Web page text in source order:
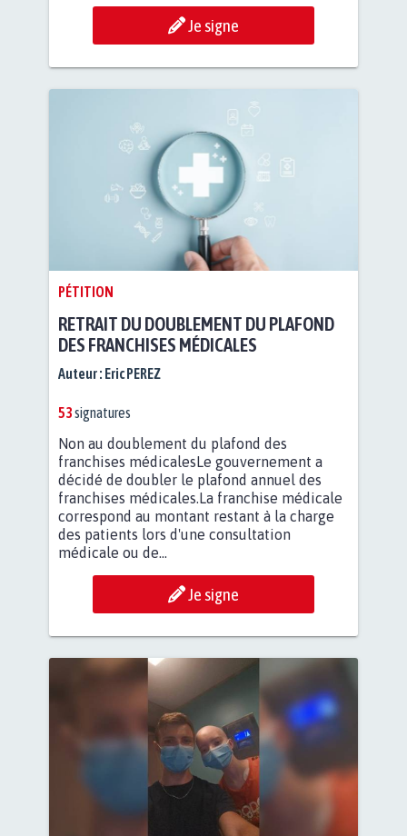
Je signe
PÉTITION
RETRAIT DU DOUBLEMENT DU PLAFOND
DES FRANCHISES MÉDICALES
Auteur : Eric PEREZ
53signatures
Non au doublement du plafond des
franchises médicalesLe gouvernement a
décidé de doubler le plafond annuel des
franchises médicales.La franchise médicale
correspond au montant restant à la charge
des patients lors d'une consultation
médicale ou de...
Je signe